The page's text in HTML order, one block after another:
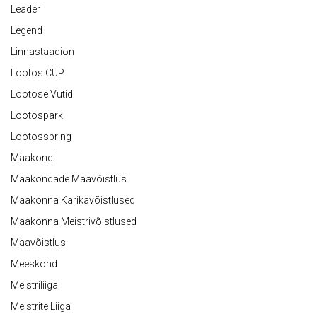
Leader
Legend
Linnastaadion
Lootos CUP
Lootose Vutid
Lootospark
Lootosspring
Maakond
Maakondade Maavõistlus
Maakonna Karikavõistlused
Maakonna Meistrivõistlused
Maavõistlus
Meeskond
Meistriliiga
Meistrite Liiga